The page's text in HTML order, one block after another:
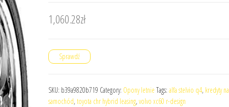
1,060.28zł
Sprawdź
SKU: b39a9820b719 Category: Opony letnie Tags: alfa stelvio q4, kredyty na
samochód, toyota chr hybrid leasing, volvo xc60 r-design